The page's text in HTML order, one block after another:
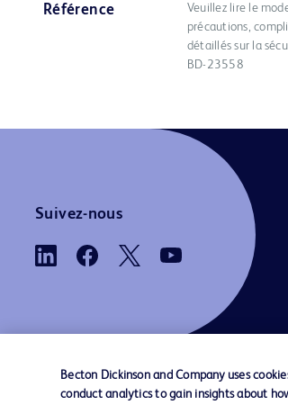
Référence
Veuillez lire le
précautions,
détaillés sur la
BD-23558
Suivez-nous
Becton Dickinson and Company uses
conduct analytics to gain insights about